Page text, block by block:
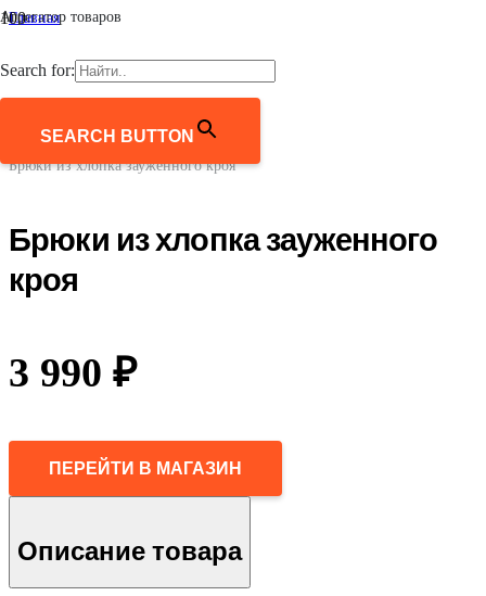
Агрегатор товаров
Search for:
SEARCH BUTTON
Главная
/
Брюки
Брюки из хлопка зауженного кроя
Брюки из хлопка зауженного
кроя
3 990 ₽
ПЕРЕЙТИ В МАГАЗИН
Описание товара